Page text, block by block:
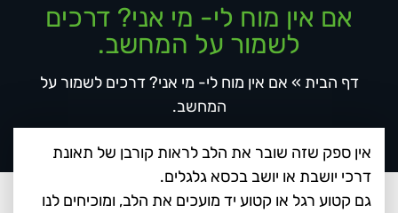
אם אין מוח לי- מי אני? דרכים
לשמור על המחשב.
דף הבית » אם אין מוח לי- מי אני? דרכים לשמור על
המחשב.
אין ספק שזה שובר את הלב לראות קורבן של תאונת
דרכי יושבת או יושב בכסא גלגלים.
גם קטוע רגל או קטוע יד מועכים את הלב, ומוכיחים לנו